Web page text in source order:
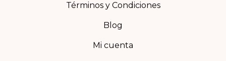
Términos y Condiciones
Blog
Mi cuenta